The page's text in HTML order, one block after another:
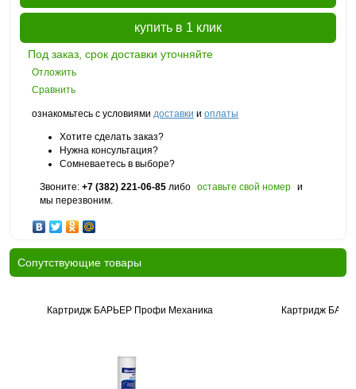
купить в 1 клик
Под заказ, срок доставки уточняйте
Отложить
Сравнить
ознакомьтесь с условиями доставки и оплаты
Хотите сделать заказ?
Нужна консультация?
Сомневаетесь в выборе?
Звоните: +7 (382) 221-06-85 либо оставьте свой номер и
мы перезвоним.
Cопутствующие товары
Картридж БАРЬЕР Профи Механика Картридж